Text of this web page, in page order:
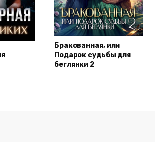
Бракованная, или
Подарок судьбы для
беглянки 2